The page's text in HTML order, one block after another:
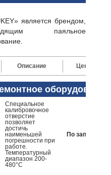
является брендом,
паяльное
Описание Цена
оборудование
Специальное
калибровочное
отверстие
позволяет
достичь
наименьшей
погрешности при
работе.
Температурный
диапазон 200-
480°C
По запросу